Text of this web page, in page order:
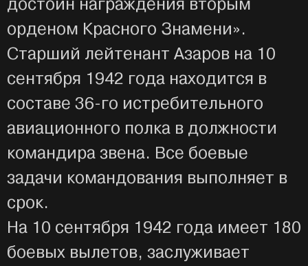
достоин награждения вторым
орденом Красного Знамени».
Старший лейтенант Азаров на 10
сентября 1942 года находится в
составе 36-го истребительного
авиационного полка в должности
командира звена. Все боевые
задачи командования выполняет в
срок.
На 10 сентября 1942 года имеет 180
боевых вылетов, заслуживает